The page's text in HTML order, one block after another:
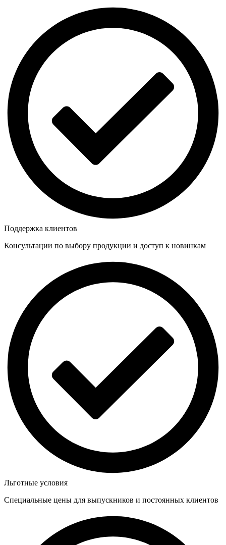
Поддержка клиентов
Консультации по выбору продукции и доступ к новинкам
Льготные условия
Специальные цены для выпускников и постоянных клиентов